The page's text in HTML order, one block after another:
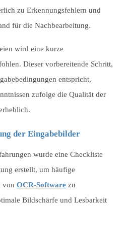
zu Erkennungsfehlern und
für die Nachbearbeitung.
wird eine kurze
Dieser vorbereitende Schritt,
entspricht,
zufolge die Qualität der
der Eingabebilder
wurde eine Checkliste
erstellt, um häufige
von OCR-Software zu
Bildschärfe und Lesbarkeit